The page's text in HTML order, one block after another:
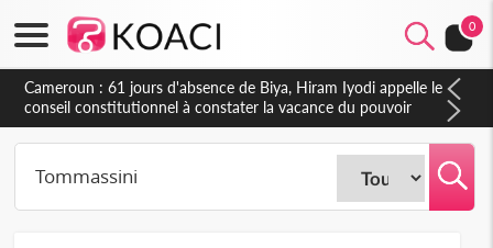
0
Cameroun : 61 jours d'absence de Biya, Hiram Iyodi appelle le
conseil constitutionnel à constater la vacance du pouvoir